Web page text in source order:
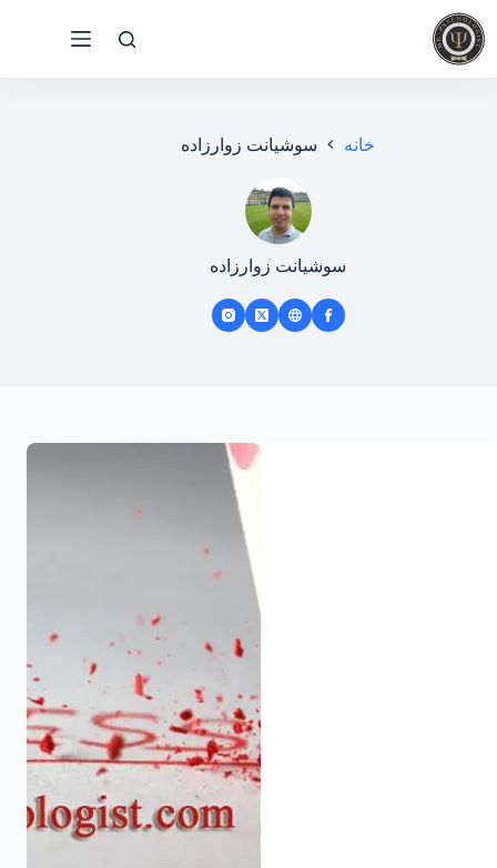
پرش
به
محتوا
خانه سوشیانت زوارزاده
سوشیانت زوارزاده